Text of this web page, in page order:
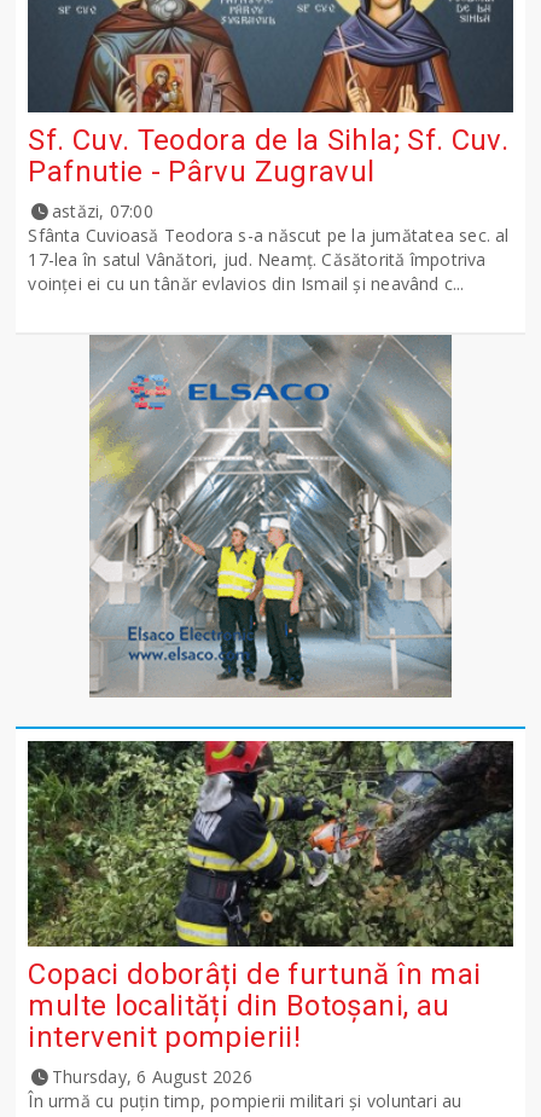
Sf. Cuv. Teodora de la Sihla; Sf. Cuv.
Pafnutie - Pârvu Zugravul
astăzi, 07:00
Sfânta Cuvioasă Teodora s-a născut pe la jumătatea sec. al
17-lea în satul Vânători, jud. Neamţ. Căsătorită împotriva
voinţei ei cu un tânăr evlavios din Ismail şi neavând c...
Copaci doborâți de furtună în mai
multe localități din Botoșani, au
intervenit pompierii!
Thursday, 6 August 2026
În urmă cu puțin timp, pompierii militari și voluntari au